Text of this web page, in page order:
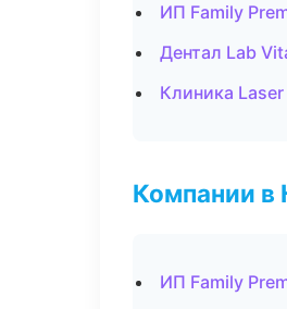
ИП Family
Дентал Lab
Клиника
Компании в
ИП Family